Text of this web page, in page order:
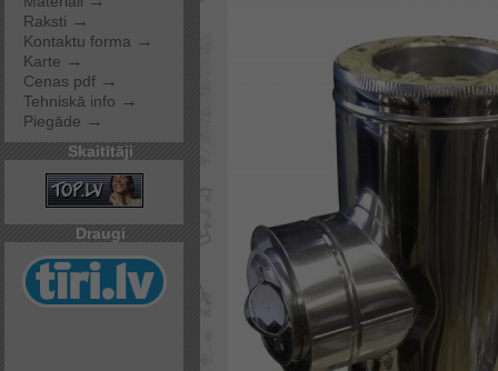
Raksti →
Kontaktu forma →
Karte →
Cenas pdf →
Tehniskā info →
Piegāde →
Skaitītāji
Draugi